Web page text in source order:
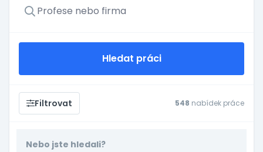
Hledat práci
Filtrovat 548 nabídek práce
Nebo jste hledali?